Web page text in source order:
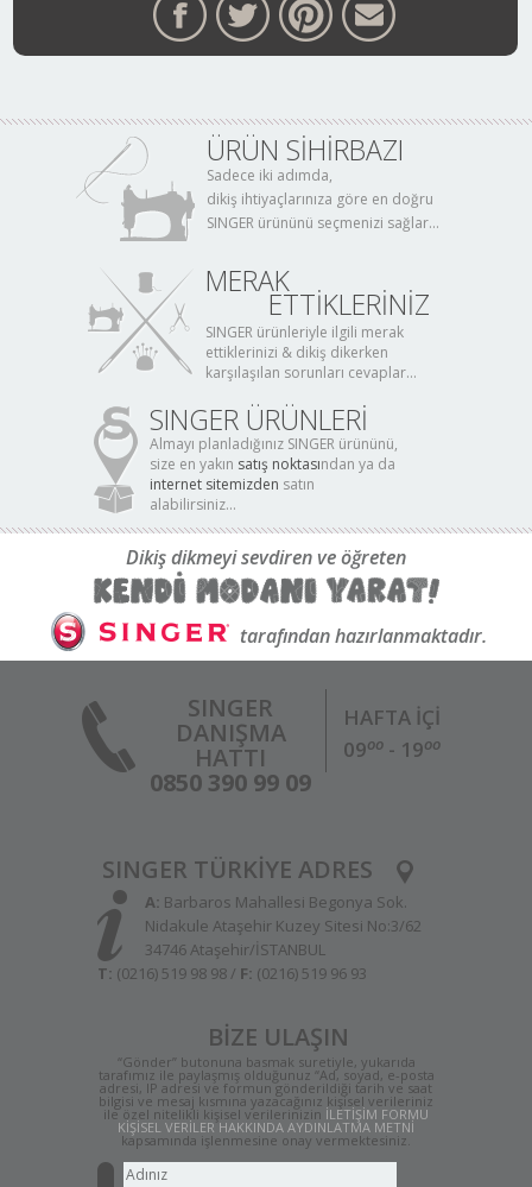
ÜRÜN SİHİRBAZI
Sadece iki adımda,
dikiş ihtiyaçlarınıza göre en doğru
SINGER ürününü seçmenizi sağlar...
MERAK
ETTİKLERİNİZ
SINGER ürünleriyle ilgili merak
ettiklerinizi & dikiş dikerken
karşılaşılan sorunları cevaplar...
SINGER ÜRÜNLERİ
Almayı planladığınız SINGER ürününü,
size en yakın satış noktasından ya da
internet sitemizden satın
alabilirsiniz...
Dikiş dikmeyi sevdiren ve öğreten
tarafından hazırlanmaktadır.
SINGER
DANIŞMA
HATTI
0850 390 99 09
HAFTA İÇİ
09oo- 19oo
SINGER TÜRKİYE ADRES
A: Barbaros Mahallesi Begonya Sok.
Nidakule Ataşehir Kuzey Sitesi No:3/62
34746 Ataşehir/İSTANBUL
T: (0216) 519 98 98 / F: (0216) 519 96 93
BİZE ULAŞIN
“Gönder” butonuna basmak suretiyle, yukarıda
tarafımız ile paylaşmış olduğunuz “Ad, soyad, e-posta
adresi, IP adresi ve formun gönderildiği tarih ve saat
bilgisi ve mesaj kısmına yazacağınız kişisel verileriniz
ile özel nitelikli kişisel verilerinizin İLETİŞİM FORMU
KİŞİSEL VERİLER HAKKINDA AYDINLATMA METNİ
kapsamında işlenmesine onay vermektesiniz.